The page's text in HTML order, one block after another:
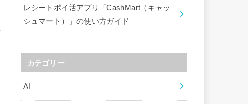
レシートポイ活アプリ「CashMart（キャッ
シュマート）」の使い方ガイド
カテゴリー
AI